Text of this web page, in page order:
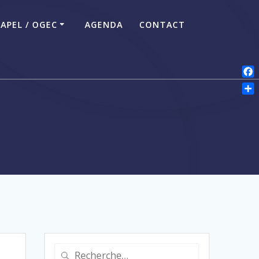
APEL / OGEC AGENDA CONTACT